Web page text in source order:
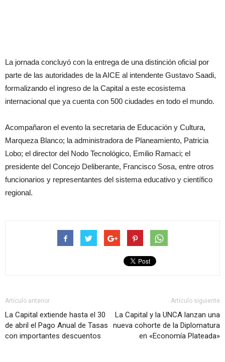
La jornada concluyó con la entrega de una distinción oficial por
parte de las autoridades de la AICE al intendente Gustavo Saadi,
formalizando el ingreso de la Capital a este ecosistema
internacional que ya cuenta con 500 ciudades en todo el mundo.
Acompañaron el evento la secretaria de Educación y Cultura,
Marqueza Blanco; la administradora de Planeamiento, Patricia
Lobo; el director del Nodo Tecnológico, Emilio Ramaci; el
presidente del Concejo Deliberante, Francisco Sosa, entre otros
funcionarios y representantes del sistema educativo y científico
regional.
Artículo anterior
La Capital extiende hasta el 30
de abril el Pago Anual de Tasas
con importantes descuentos
Artículo siguiente
La Capital y la UNCA lanzan una
nueva cohorte de la Diplomatura
en «Economía Plateada»